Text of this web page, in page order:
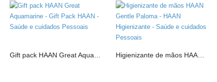
Gift pack HAAN Great Aquamarine Higienizante de mãos HAAN Gentle Paloma